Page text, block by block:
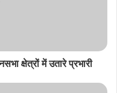
क्षेत्रों में उतारे प्रभारी